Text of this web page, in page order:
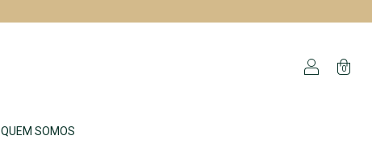
0
QUEM SOMOS